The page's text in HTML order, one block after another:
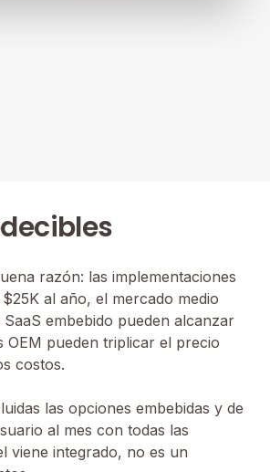
razón: las implementaciones
al año, el mercado medio
embebido pueden alcanzar
OEM pueden triplicar el precio
costos.
las opciones embebidas y de
al mes con todas las
viene integrado, no es un